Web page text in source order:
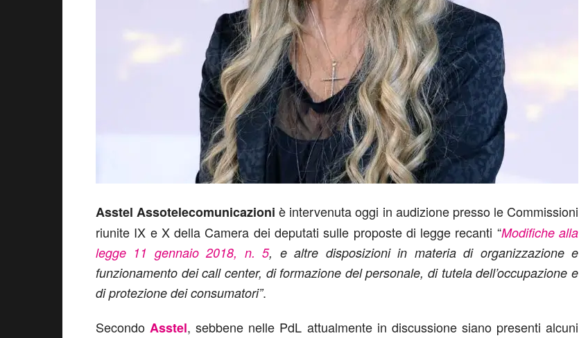
Asstel Assotelecomunicazioni è intervenuta oggi in audizione presso le Commissioni
riunite IX e X della Camera dei deputati sulle proposte di legge recanti “Modifiche alla
legge 11 gennaio 2018, n. 5, e altre disposizioni in materia di organizzazione e
funzionamento dei call center, di formazione del personale, di tutela dell’occupazione e
di protezione dei consumatori”.
Secondo Asstel, sebbene nelle PdL attualmente in discussione siano presenti alcuni